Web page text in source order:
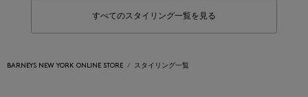
すべてのスタイリング一覧を見る
BARNEYS NEW YORK ONLINE STORE スタイリング一覧